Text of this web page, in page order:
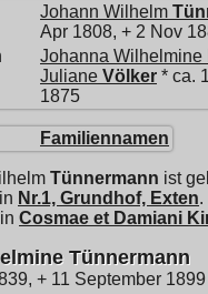
Johann Wilhelm
Apr 1808, + 2 Nov
Johanna Wilhelmine
Juliane Völker * ca.
1875
Familiennamen
Tünnermann ist
Nr.1, Grundhof, Exten.
Cosmae et Damiani
Tünnermann
+ 11 September 1899